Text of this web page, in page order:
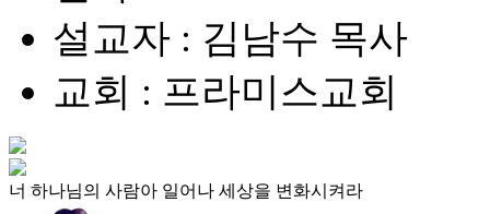
설교자 : 김남수 목사
교회 : 프라미스교회
너 하나님의 사람아 일어나 세상을 변화시켜라